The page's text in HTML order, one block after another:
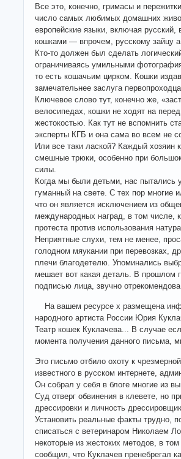
Все это, конечно, гримасы и
число самых любимых домашних
европейские языки, включая
кошками — впрочем, русскому зайцу
Кто-то должен был сделать
ограничиваясь умильными
то есть кошачьим цирком. Кошки
замечательнее заслуга
Ключевое слово тут, конечно же,
велосипедах, кошки не ходят на
жестокостью. Как тут не вспомнить
эксперты КГБ и она сама во всем не
Или все таки лаской? Каждый хозяин
смешные трюки, особенно при
силы.
Когда мы были детьми, нас пытались
гуманный на свете. С тех пор многие
что он является исключением из
международных наград, в том числе,
протеста против использования
Неприятные слухи, тем не менее,
голодном мяукании при перевозках,
плечи благодетелю. Упоминались
мешает вот какая деталь. В прошлом
подписью лица, звучно
На вашем ресурсе x размещена
народного артиста России Юрия
Театр кошек Куклачева... В случае
момента получения данного письма,
Это письмо отбило охоту к
известного в русском интернете,
Он собрал у себя в блоге многие из
Суд отверг обвинения в клевете, но
дрессировки и личность
Установить реальные факты трудно,
списаться с ветеринаром Николаем
некоторые из жестоких методов, в
сообщил, что Куклачев пренебрегал